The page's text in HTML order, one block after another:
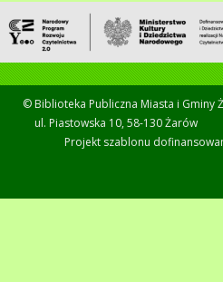
© Biblioteka Publiczna Miasta i Gminy
ul. Piastowska 10, 58-130 Żarów
Projekt szablonu